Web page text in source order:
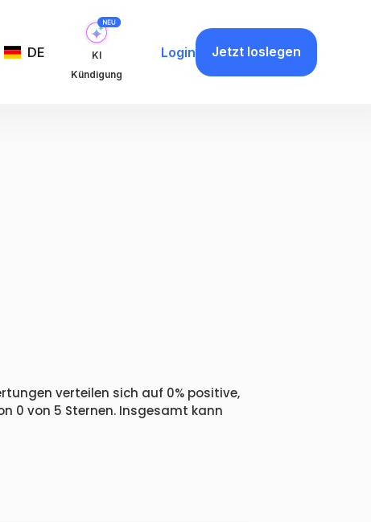
DE
KI
Kündigung
Login Jetzt loslegen
verteilen sich auf 0% positive,
0 von 5 Sternen. Insgesamt kann